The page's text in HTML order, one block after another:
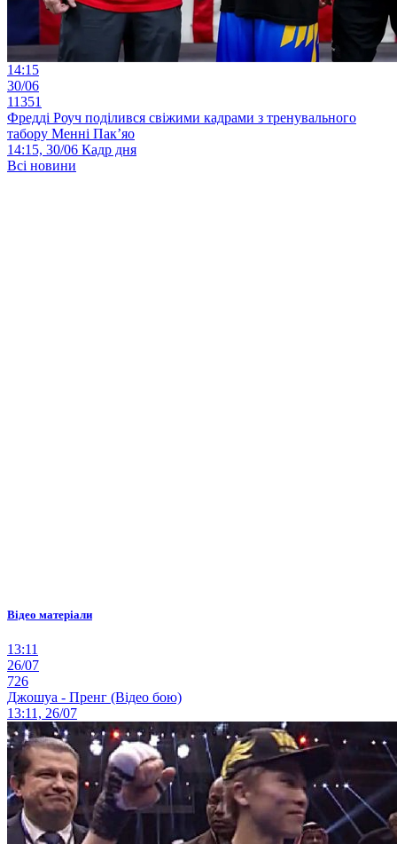
14:15
30/06
11351
Фредді Роуч поділився свіжими кадрами з тренувального
табору Менні Пак’яо
14:15, 30/06 Кадр дня
Всі новини
Відео матеріали
13:11
26/07
726
Джошуа - Пренг (Відео бою)
13:11, 26/07